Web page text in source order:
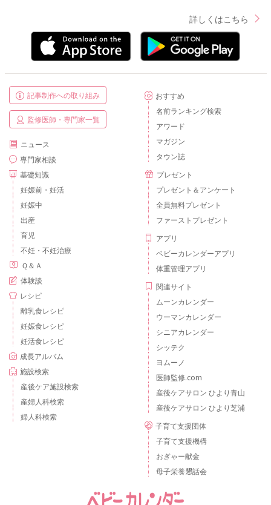
詳しくはこちら
記事制作への取り組み
監修医師・専門家一覧
ニュース
専門家相談
基礎知識
妊娠前・妊活
妊娠中
出産
育児
不妊・不妊治療
Ｑ＆Ａ
体験談
レシピ
離乳食レシピ
妊娠食レシピ
妊活食レシピ
成長アルバム
施設検索
産後ケア施設検索
産婦人科検索
婦人科検索
おすすめ
名前ランキング検索
アワード
マガジン
タウン誌
プレゼント
プレゼント＆アンケート
全員無料プレゼント
ファーストプレゼント
アプリ
ベビーカレンダーアプリ
体重管理アプリ
関連サイト
ムーンカレンダー
ウーマンカレンダー
シニアカレンダー
シッテク
ヨムーノ
医師監修.com
産後ケアサロン ひより青山
産後ケアサロン ひより芝浦
子育て支援団体
子育て支援機構
おぎゃー献金
母子栄養懇話会